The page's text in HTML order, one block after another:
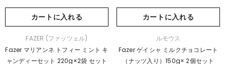
カートに入れる
売
元：
FAZER (ファッツェル)
Fazer マリアンネ トフィー ミント キ
ャンディーセット 220g×2袋 セット
カートに入れる
売
元：
ルモウス
Fazer ゲイシャ ミルクチョコレート
（ナッツ入り）150g× 2個セット